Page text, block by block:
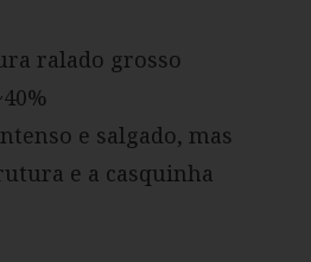
ralado grosso
e salgado, mas
e a casquinha